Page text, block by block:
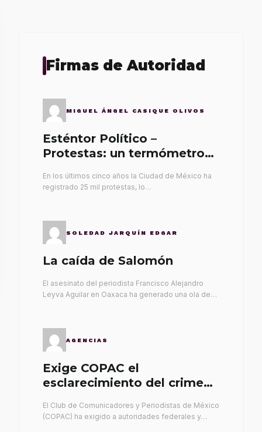
Firmas de Autoridad
MIGUEL ÁNGEL CASIQUE OLIVOS
Esténtor Político –
Protestas: un termómetro
En los últimos cinco años la Ciudad de México ha
registrado 25 mil protestas, lo…
SOLEDAD JARQUÍN EDGAR
La caída de Salomón
El asesinato del periodista Francisco Alejandro
Leyva Aguilar en Oaxaca ha generado una ola de…
AGENCIAS
Exige COPAC el
esclarecimiento del crimen
El Club de Comunicadores y Periodistas de México
(COPAC) ha exigido a autoridades federales y…